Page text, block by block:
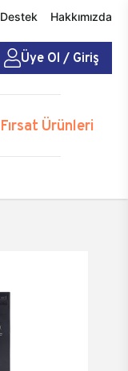
Destek Hakkımızda
Üye Ol / Giriş
Fırsat Ürünleri